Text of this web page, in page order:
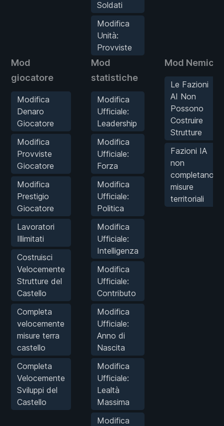
Soldati
Modifica
Unità:
Provviste
Mod
giocatore
Modifica
Denaro
Giocatore
Modifica
Provviste
Giocatore
Modifica
Prestigio
Giocatore
Lavoratori
Illimitati
Costruisci
Velocemente
Strutture del
Castello
Completa
velocemente
misure terra
castello
Completa
Velocemente
Sviluppi del
Castello
Mod
statistiche
Modifica
Ufficiale:
Leadership
Modifica
Ufficiale:
Forza
Modifica
Ufficiale:
Politica
Modifica
Ufficiale:
Intelligenza
Modifica
Ufficiale:
Contributo
Modifica
Ufficiale:
Anno di
Nascita
Modifica
Ufficiale:
Lealtà
Massima
Modifica
Mod Nemici
Le Fazioni
AI Non
Possono
Costruire
Strutture
Fazioni IA
non
completano
misure
territoriali